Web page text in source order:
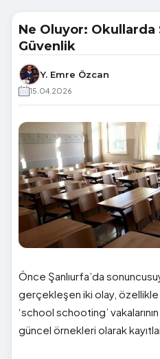
Ne Oluyor: Okullarda
Güvenlik
Y. Emre Özcan
15.04.2026
Önce Şanlıurfa’da
gerçekleşen iki olay, özellikle
‘school schooting’
güncel örnekleri olarak